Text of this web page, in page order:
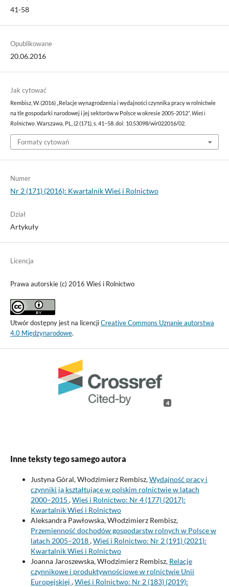
41-58
Opublikowane
20.06.2016
Jak cytować
Rembisz, W. (2016) „Relacje wynagrodzenia i wydajności czynnika pracy w rolnictwie
na tle gospodarki narodowej i jej sektorów w Polsce w okresie 2005-2012”, Wieś i
Rolnictwo. Warszawa, PL, (2 (171), s. 41–58. doi: 10.53098/wir022016/02.
Formaty cytowań
Numer
Nr 2 (171) (2016): Kwartalnik Wieś i Rolnictwo
Dział
Artykuły
Licencja
Prawa autorskie (c) 2016 Wieś i Rolnictwo
Utwór dostępny jest na licencjiCreative Commons Uznanie autorstwa
4.0 Międzynarodowe.
4
Inne teksty tego samego autora
Justyna Góral, Włodzimierz Rembisz,Wydajność pracy i
czynniki ją kształtujące w polskim rolnictwie w latach
2000–2015 ,Wieś i Rolnictwo: Nr 4 (177) (2017):
Kwartalnik Wieś i Rolnictwo
Aleksandra Pawłowska, Włodzimierz Rembisz,
Przemienność dochodów gospodarstw rolnych w Polsce w
latach 2005–2018,Wieś i Rolnictwo: Nr 2 (191) (2021):
Kwartalnik Wieś i Rolnictwo
Joanna Jaroszewska, Włodzimierz Rembisz, Relacje
czynnikowe i produktywnościowe w rolnictwie Unii
Europejskiej ,Wieś i Rolnictwo: Nr 2 (183) (2019):